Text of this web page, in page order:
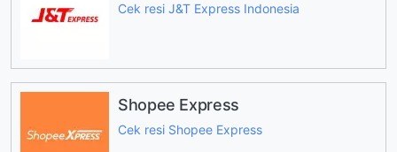
Cek resi J&T Express Indonesia
Shopee Express
Cek resi Shopee Express